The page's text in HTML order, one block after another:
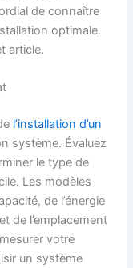
de connaître
optimale.
article.
l’installation d’un
système. Évaluez
le type de
Les modèles
de l’énergie
de l’emplacement
votre
un système